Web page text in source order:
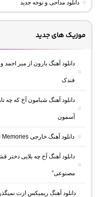
دانلود مداحی و نوحه جدید
موزیک های جدید
دانلود آهنگ بارون از میر احمد
فندک
دانلود آهنگ شبامون آخ که
آسمون
دانلود آهنگ خارجی Memories از DUORUSH “هوش مصنوعی ترند اینستا”
دانلود آهنگ آخ چه بلایی
مصنوعی”
دانلود آهنگ ریمیکس ازت